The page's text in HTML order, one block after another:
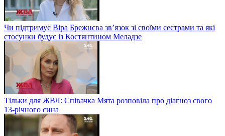
Чи підтримує Віра Брежнєва зв’язок зі своїми сестрами та які
стосунки будує із Костянтином Меладзе
Тільки для ЖВЛ: Співачка Мята розповіла про діагноз свого
13-річного сина